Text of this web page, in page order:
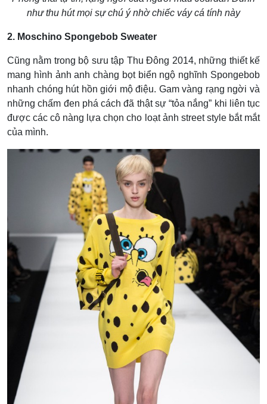
như thu hút mọi sự chú ý nhờ chiếc váy cá tính này
2. Moschino Spongebob Sweater
Cũng nằm trong bộ sưu tập Thu Đông 2014, những thiết kế
mang hình ảnh anh chàng bọt biển ngộ nghĩnh Spongebob
nhanh chóng hút hồn giới mộ điệu. Gam vàng rạng ngời và
những chấm đen phá cách đã thật sự “tỏa nắng” khi liên tục
được các cô nàng lựa chọn cho loạt ảnh street style bắt mắt
của mình.